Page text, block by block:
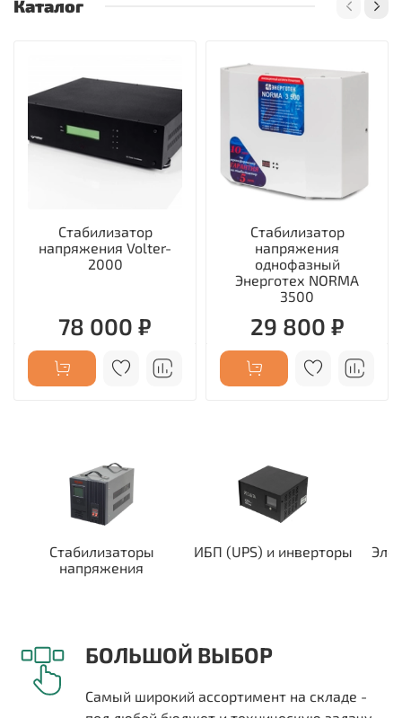
Каталог
Стабилизатор
напряжения Volter-
2000
78 000 ₽
Стабилизатор
напряжения
однофазный
Энерготех NORMA
3500
29 800 ₽
Стабилизаторы
напряжения
ИБП (UPS) и инверторы
БОЛЬШОЙ ВЫБОР
Самый широкий ассортимент на складе -